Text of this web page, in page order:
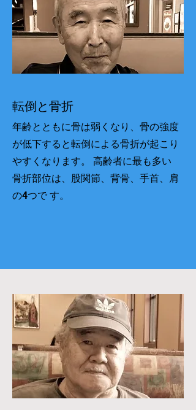
転倒と骨折
年齢とともに骨は弱くなり、骨の強度
が低下すると転倒による骨折が起こり
やすくなります。 高齢者に最も多い
骨折部位は、股関節、背骨、手首、肩
の4つで す。